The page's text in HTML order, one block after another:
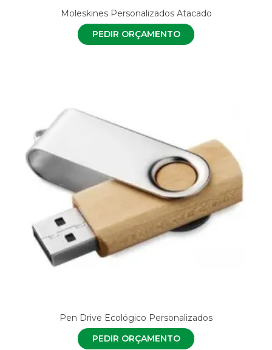
Moleskines Personalizados Atacado
PEDIR ORÇAMENTO
Pen Drive Ecológico Personalizados
PEDIR ORÇAMENTO